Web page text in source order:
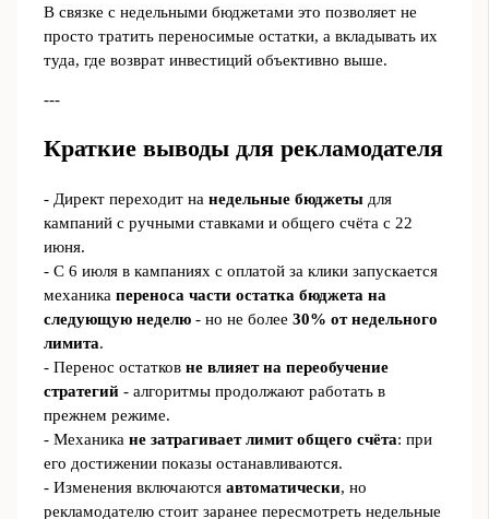
В связке с недельными бюджетами это позволяет не
просто тратить переносимые остатки, а вкладывать их
туда, где возврат инвестиций объективно выше.
---
Краткие выводы для рекламодателя
- Директ переходит на недельные бюджетыдля
кампаний с ручными ставками и общего счёта с 22
июня.
- С 6 июля в кампаниях с оплатой за клики запускается
механика переноса части остатка бюджета на
следующую неделю- но не более 30% от недельного
лимита.
- Перенос остатков не влияет на переобучение
стратегий- алгоритмы продолжают работать в
прежнем режиме.
- Механика не затрагивает лимит общего счёта: при
его достижении показы останавливаются.
- Изменения включаются автоматически, но
рекламодателю стоит заранее пересмотреть недельные